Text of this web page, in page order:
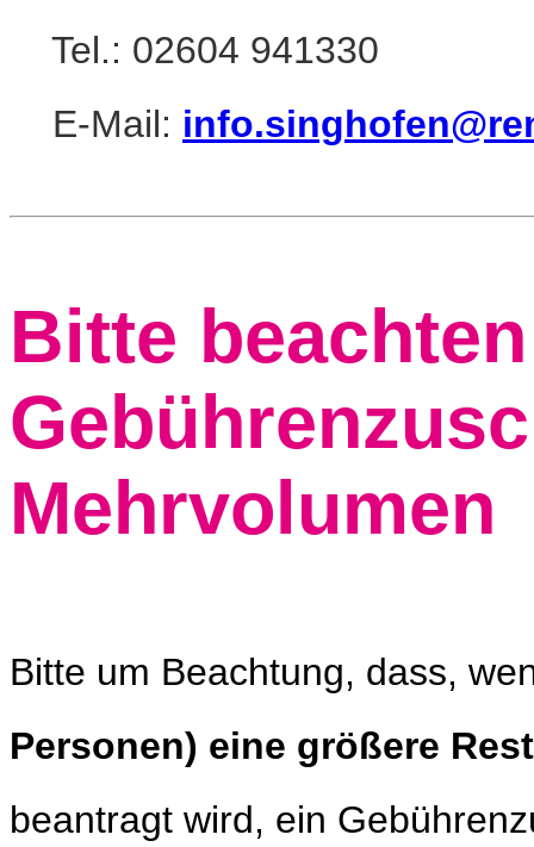
Tel.: 02604 941330
E-Mail:
Bitte
Mehrvolumen
Bitte um Beachtung, dass,
Personen) eine größere
beantragt wird, ein